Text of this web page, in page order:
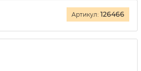
Артикул: 126466